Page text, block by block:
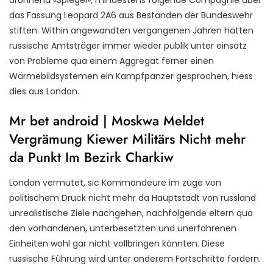
das Fassung Leopard 2A6 aus Beständen der Bundeswehr
stiften. Within angewandten vergangenen Jahren hätten
russische Amtsträger immer wieder publik unter einsatz
von Probleme qua einem Aggregat ferner einen
Wärmebildsystemen ein Kampfpanzer gesprochen, hiess
dies aus London.
Mr bet android | Moskwa Meldet
Vergrämung Kiewer Militärs Nicht mehr
da Punkt Im Bezirk Charkiw
London vermutet, sic Kommandeure im zuge von
politischem Druck nicht mehr da Hauptstadt von russland
unrealistische Ziele nachgehen, nachfolgende eltern qua
den vorhandenen, unterbesetzten und unerfahrenen
Einheiten wohl gar nicht vollbringen könnten. Diese
russische Führung wird unter anderem Fortschritte fordern.